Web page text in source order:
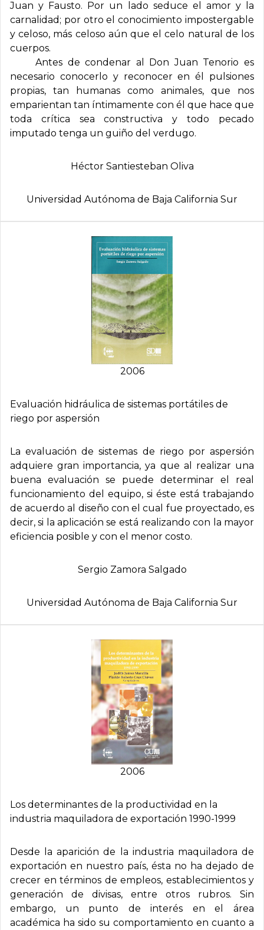
Juan y Fausto. Por un lado seduce el amor y la
carnalidad; por otro el conocimiento impostergable
y celoso, más celoso aún que el celo natural de los
cuerpos.
Antes de condenar al Don Juan Tenorio es
necesario conocerlo y reconocer en él pulsiones
propias, tan humanas como animales, que nos
emparientan tan íntimamente con él que hace que
toda crítica sea constructiva y todo pecado
imputado tenga un guiño del verdugo.
Héctor Santiesteban Oliva
Universidad Autónoma de Baja California Sur
2006
Evaluación hidráulica de sistemas portátiles de
riego por aspersión
La evaluación de sistemas de riego por aspersión
adquiere gran importancia, ya que al realizar una
buena evaluación se puede determinar el real
funcionamiento del equipo, si éste está trabajando
de acuerdo al diseño con el cual fue proyectado, es
decir, si la aplicación se está realizando con la mayor
eficiencia posible y con el menor costo.
Sergio Zamora Salgado
Universidad Autónoma de Baja California Sur
2006
Los determinantes de la productividad en la
industria maquiladora de exportación 1990-1999
Desde la aparición de la industria maquiladora de
exportación en nuestro país, ésta no ha dejado de
crecer en términos de empleos, establecimientos y
generación de divisas, entre otros rubros. Sin
embargo, un punto de interés en el área
académica ha sido su comportamiento en cuanto a